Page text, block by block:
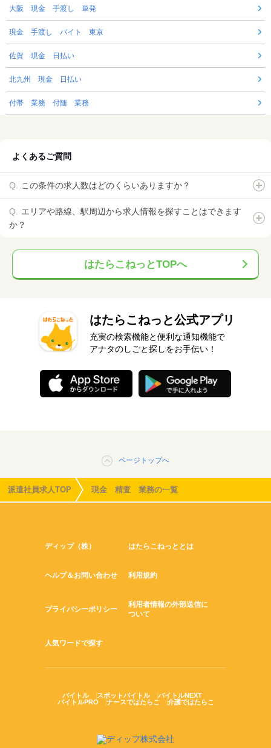
大阪 現金 手渡し 単発
現金 手渡し バイト 東京
佐賀 現金 日払い
北九州 現金 日払い
付帯 業務 付随 業務
よくあるご質問
この条件の求人数はどのくらいありますか？
エリアや路線、駅周辺から求人情報を探すことはできます
か？
はたらこねっとTOPへ
はたらこねっと公式アプリ
充実の検索機能と便利な通知機能で
アナタのしごと探しをお手伝い！
ページトップへ
派遣社員求人TOP 現金 精査 業務の一覧
ディップ（株） はたらこねっととは
ヘルプ＆お問い合わせ 利用規約
プライバシーポリシー
利用者情報の外部送信に
ついて
人気ワードで探す
バイトル スポットバイトル
バイトルNEXT
バイトルPRO
ナースではたらこ 介護ではたらこ